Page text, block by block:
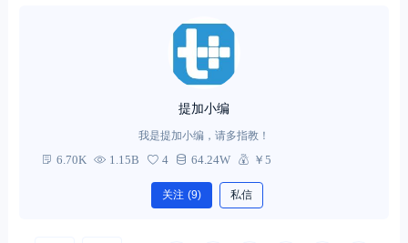
提加小编
我是提加小编，请多指教！
6.70K 1.15B 4 64.24W ￥5
关注 (9) 私信